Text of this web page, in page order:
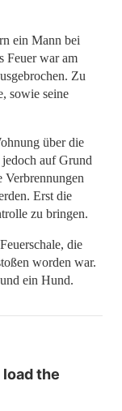
ein Mann bei
Feuer war am
Zu
sowie seine
über die
auf Grund
Verbrennungen
Erst die
zu bringen.
die
worden war.
ein Hund.
the